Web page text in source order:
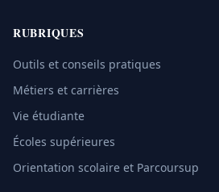
RUBRIQUES
Outils et conseils pratiques
Métiers et carrières
Vie étudiante
Écoles supérieures
Orientation scolaire et Parcoursup